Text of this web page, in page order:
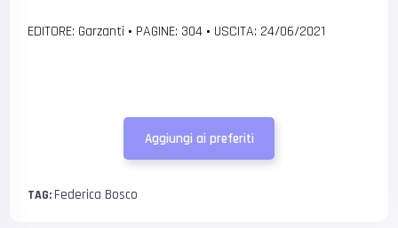
EDITORE: Garzanti • PAGINE: 304 • USCITA: 24/06/2021
Aggiungi ai preferiti
TAG:Federica Bosco